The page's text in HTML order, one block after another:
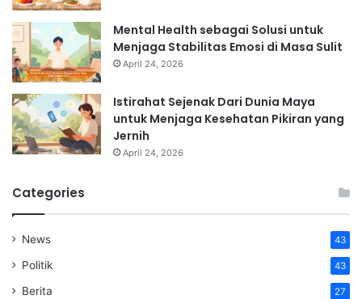
Mental Health sebagai Solusi untuk
Menjaga Stabilitas Emosi di Masa Sulit
April 24, 2026
Istirahat Sejenak Dari Dunia Maya
untuk Menjaga Kesehatan Pikiran yang
Jernih
April 24, 2026
Categories
News 43
Politik 43
Berita 27